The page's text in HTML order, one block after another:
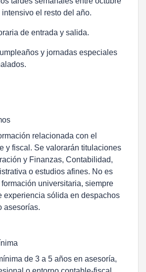
el resto del año.
de entrada y salida.
y jornadas especiales
relacionada con el
y fiscal. Se valorarán titulaciones
y Finanzas, Contabilidad,
o estudios afines. No es
universitaria, siempre
experiencia sólida en despachos
asesorías.
de 3 a 5 años en asesoría,